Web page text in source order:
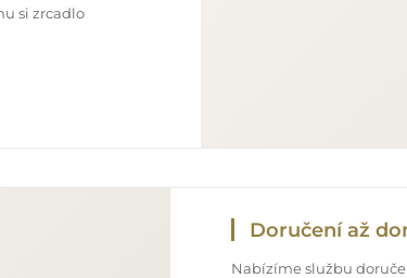
si zrcadlo
Doručení až
Nabízíme službu